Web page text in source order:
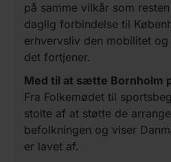
på samme vilkår som
daglig forbindelse til
erhvervsliv den mobilitet
det fortjener.
Med til at sætte Bornholm
Fra Folkemødet til
stolte af at støtte de
befolkningen og viser
er lavet af.